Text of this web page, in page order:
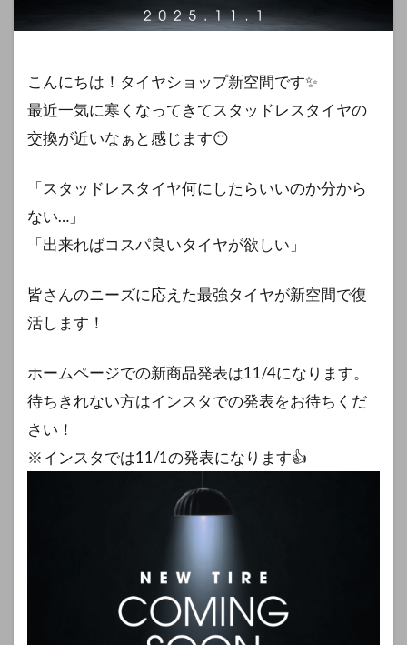
こんにちは！タイヤショップ新空間です✨
最近一気に寒くなってきてスタッドレスタイヤの
交換が近いなぁと感じます😶
「スタッドレスタイヤ何にしたらいいのか分から
ない…」
「出来ればコスパ良いタイヤが欲しい」
皆さんのニーズに応えた最強タイヤが新空間で復
活します！
ホームページでの新商品発表は11/4になります。
待ちきれない方はインスタでの発表をお待ちくだ
さい！
※インスタでは11/1の発表になります👍